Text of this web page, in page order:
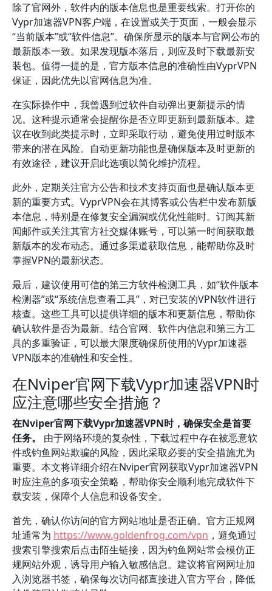
除了官网外，软件内的版本信息也是重要线索。打开你的
Vypr加速器VPN客户端，在设置或关于页面，一般会显示
“当前版本”或“软件信息”。确保所显示的版本与官网公布的
最新版本一致。如果发现版本落后，则应及时下载最新安
装包。值得一提的是，官方版本信息的准确性由VyprVPN
保证，因此优先以官网信息为准。
在实际操作中，我曾遇到过软件自动弹出更新提示的情
况。这种提示通常会提醒你是否立即更新到最新版本。建
议在收到此类提示时，立即采取行动，避免使用过时版本
带来的潜在风险。自动更新功能也是确保版本及时更新的
有效途径，建议开启此选项以简化维护流程。
此外，定期关注官方公告和技术支持页面也是确认版本更
新的重要方式。VyprVPN会在其博客或公告栏中发布新版
本信息，特别是在修复安全漏洞或优化性能时。订阅其新
闻邮件或关注其官方社交媒体账号，可以第一时间获取最
新版本的发布动态。通过多渠道获取信息，能帮助你及时
掌握VPN的最新状态。
最后，建议使用可信的第三方软件检测工具，如“软件版本
检测器”或“系统信息查看工具”，对已安装的VPN软件进行
核查。这些工具可以提供详细的版本和更新信息，帮助你
确认软件是否为最新。结合官网、软件内信息和第三方工
具的多重验证，可以最大限度确保所使用的Vypr加速器
VPN版本的准确性和安全性。
在Nviper官网下载Vypr加速器VPN时
应注意哪些安全措施？
在Nviper官网下载Vypr加速器VPN时，确保安全是首要
任务。
由于网络环境的复杂性，下载过程中存在被恶意软
件或钓鱼网站欺骗的风险，因此采取必要的安全措施尤为
重要。本文将详细介绍在Nviper官网获取Vypr加速器VPN
时应注意的多项安全策略，帮助你安全顺利地完成软件下
载安装，保障个人信息和设备安全。
首先，确认你访问的官方网站地址是否正确。官方正规网
址通常为 https://www.goldenfrog.com/vpn ，避免通过
搜索引擎搜索后点击陌生链接，因为钓鱼网站常会模仿正
规网站外观，诱导用户输入敏感信息。建议将官网网址加
入浏览器书签，确保每次访问都直接进入官方平台，降低